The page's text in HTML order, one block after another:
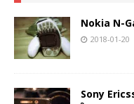
Nokia N-
2018-01-20
Sony